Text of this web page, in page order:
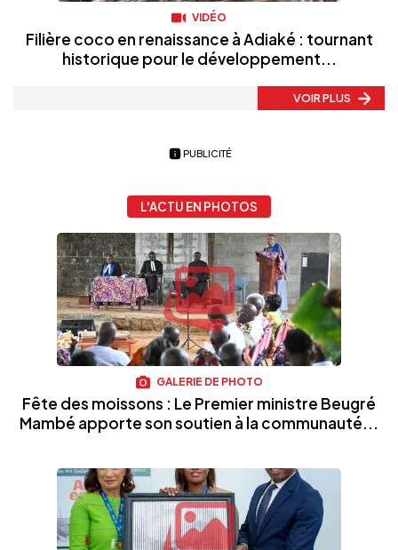
VIDÉO
Filière coco en renaissance à Adiaké : tournant
historique pour le développement...
VOIR PLUS
PUBLICITÉ
L'ACTU EN PHOTOS
GALERIE DE PHOTO
Fête des moissons : Le Premier ministre Beugré
Mambé apporte son soutien à la communauté...